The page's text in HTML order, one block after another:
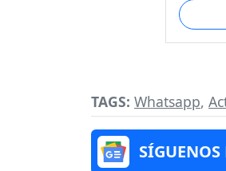
TAGS: Whatsapp,
SÍGUENOS